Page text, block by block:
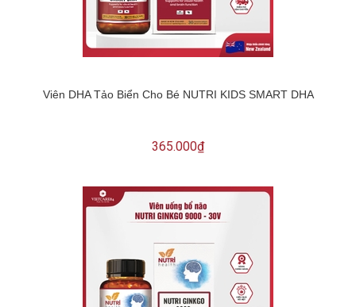
Viên DHA Tảo Biển Cho Bé NUTRI KIDS SMART DHA
365.000₫